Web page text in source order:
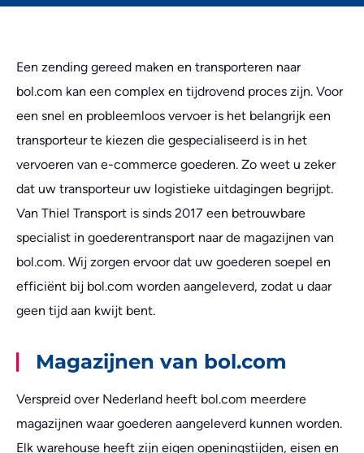
Een zending gereed maken en transporteren naar
bol.com kan een complex en tijdrovend proces zijn. Voor
een snel en probleemloos vervoer is het belangrijk een
transporteur te kiezen die gespecialiseerd is in het
vervoeren van e-commerce goederen. Zo weet u zeker
dat uw transporteur uw logistieke uitdagingen begrijpt.
Van Thiel Transport is sinds 2017 een betrouwbare
specialist in goederentransport naar de magazijnen van
bol.com. Wij zorgen ervoor dat uw goederen soepel en
efficiënt bij bol.com worden aangeleverd, zodat u daar
geen tijd aan kwijt bent.
Magazijnen van bol.com
Verspreid over Nederland heeft bol.com meerdere
magazijnen waar goederen aangeleverd kunnen worden.
Elk warehouse heeft zijn eigen openingstijden, eisen en